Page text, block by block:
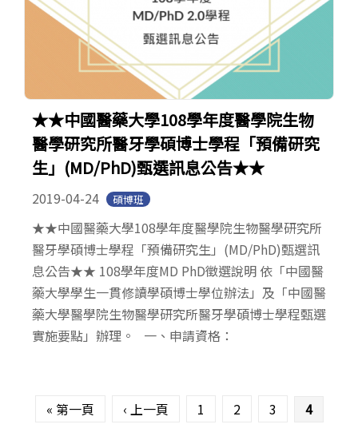
★★中國醫藥大學108學年度醫學院生物
醫學研究所醫牙學碩博士學程「預備研究
生」(MD/PhD)甄選訊息公告★★
2019-04-24 碩博班
★★中國醫藥大學108學年度醫學院生物醫學研究所
醫牙學碩博士學程「預備研究生」(MD/PhD)甄選訊
息公告★★ 108學年度MD PhD徵選說明 依「中國醫
藥大學學生一貫修讀學碩博士學位辦法」及「中國醫
藥大學醫學院生物醫學研究所醫牙學碩博士學程甄選
實施要點」辦理。 一、申請資格：
« 第一頁 ‹ 上一頁 1 2 3 4